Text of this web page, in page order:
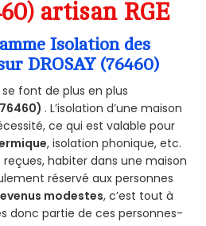
artisan RGE
Isolation des
DROSAY (76460)
se font de plus en plus
. L’isolation d’une maison
ce qui est valable pour
, isolation phonique, etc.
habiter dans une maison
réservé aux personnes
modestes, c’est tout à
donc partie de ces personnes-